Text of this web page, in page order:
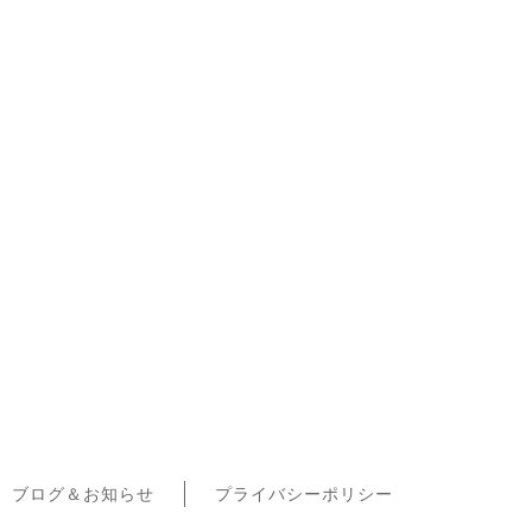
ブログ＆お知らせ プライバシーポリシー